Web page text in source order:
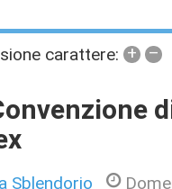
carattere: + –
Sblendorio